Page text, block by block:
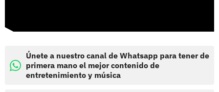
Únete a nuestro canal de Whatsapp para tener de
primera mano el mejor contenido de
entretenimiento y música